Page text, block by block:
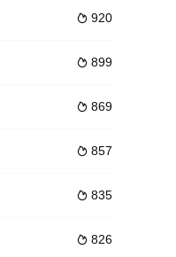
他们热烈而莽撞，肆意的野蛮
冯绍峰 饰）在台湾邂逅美丽温
 920
 899
 869
 857
 835
 826